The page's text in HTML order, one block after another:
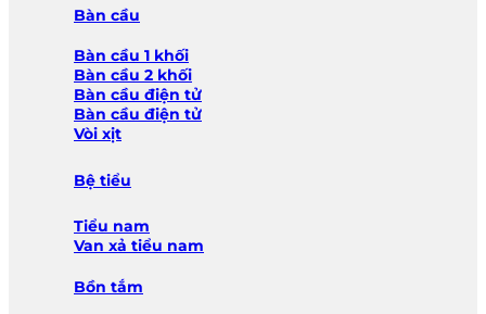
Bàn cầu
Bàn cầu 1 khối
Bàn cầu 2 khối
Bàn cầu điện tử
Bàn cầu điện tử
Vòi xịt
Bệ tiểu
Tiểu nam
Van xả tiểu nam
Bồn tắm